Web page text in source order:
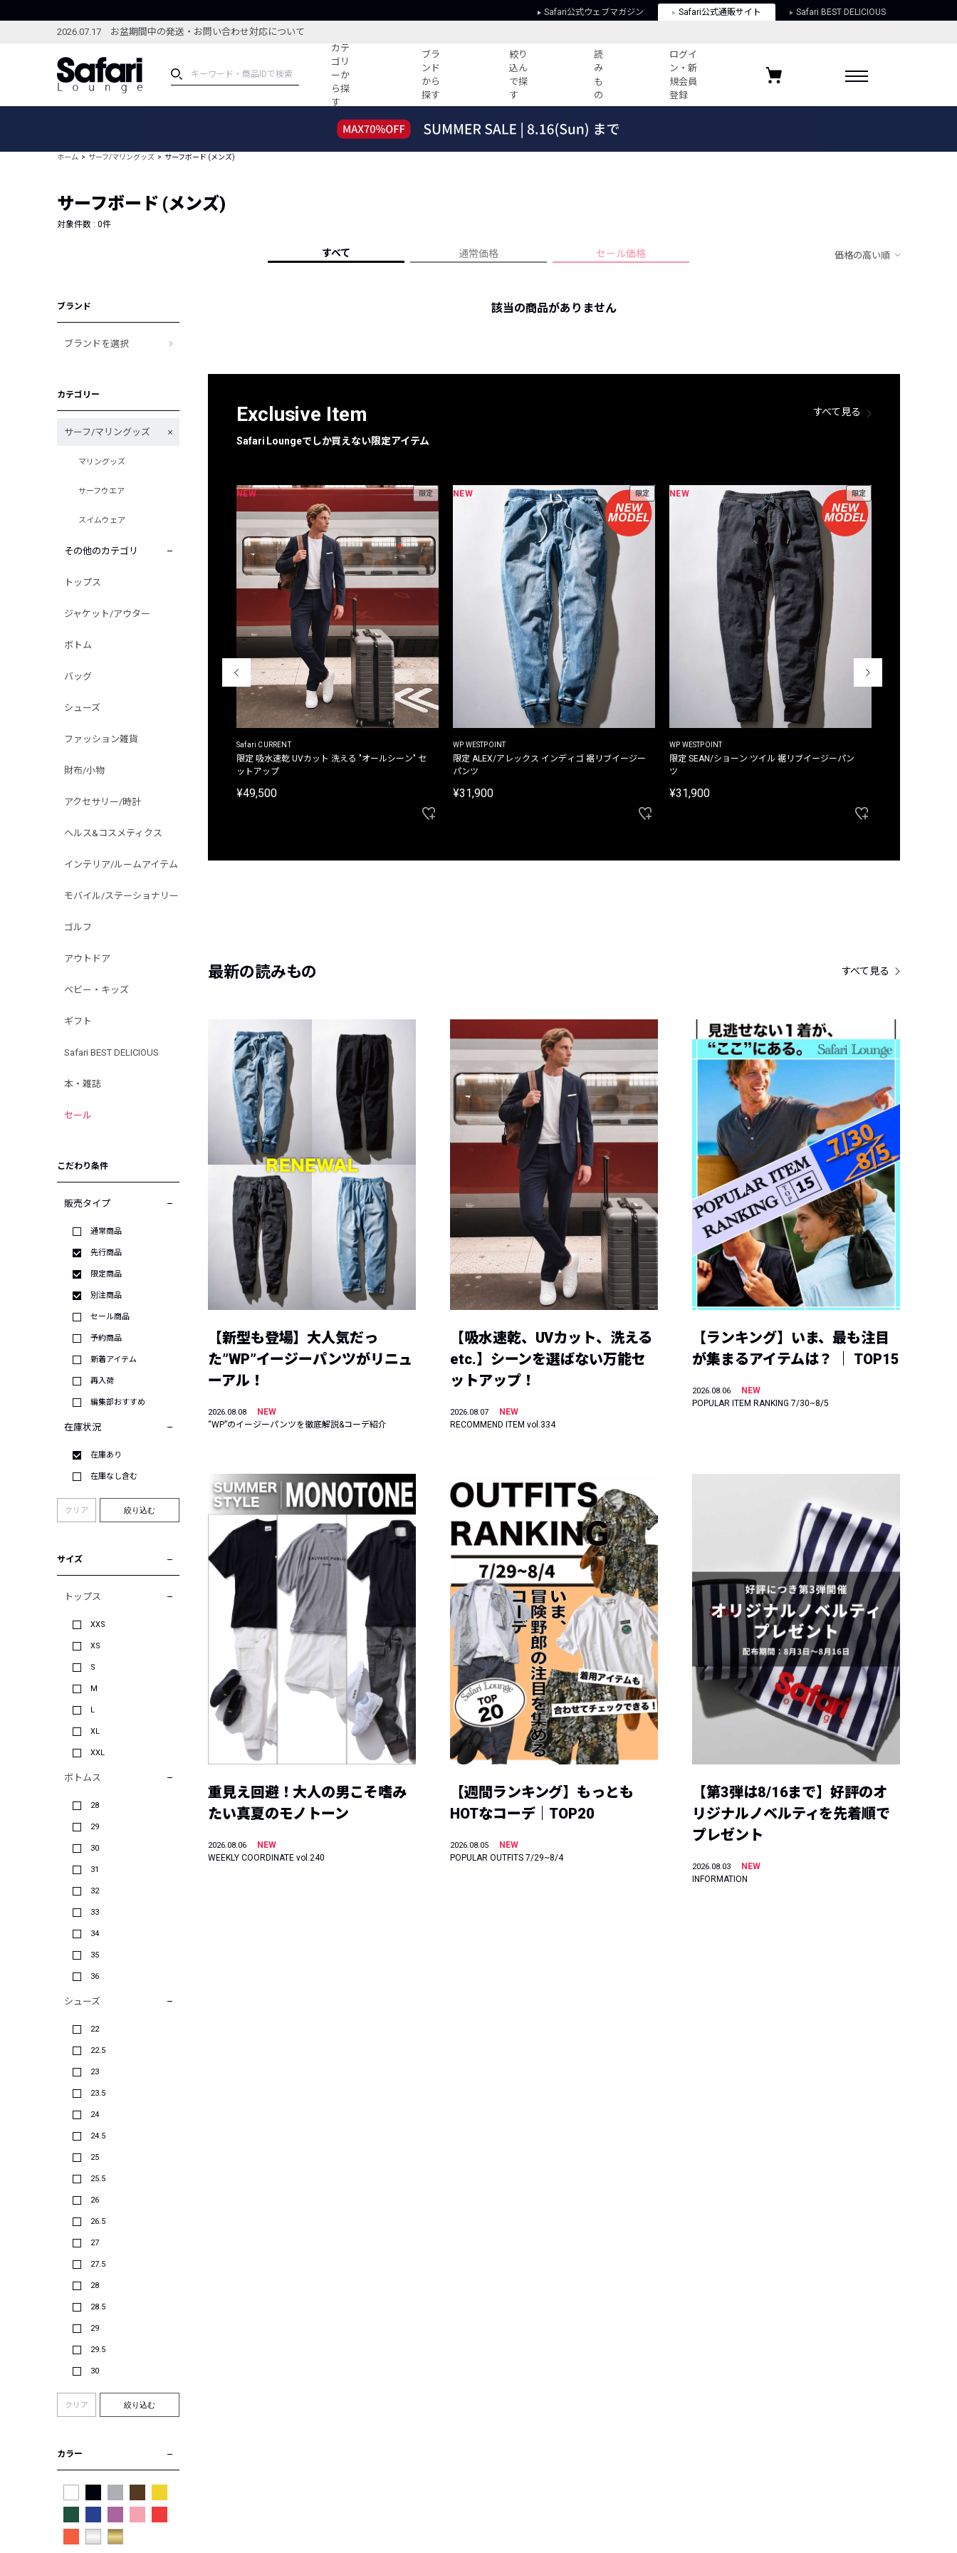
Safari公式ウェブマガジン Safari公式通販サイト Safari BEST DELICIOUS
2026.07.17 お盆期間中の発送・お問い合わせ対応について
カテ
ゴリ
ーか
ら探
す
ブラ
ンド
から
探す
絞り
込ん
で探
す
読
み
も
の
ログイ
ン・新
規会員
登録
ブランドから探す
新着アイテム
編集部のおすすめアイテム
特集記事
すべての記事
人気記事ランキング
フォーカスブランド
プライバシーポリシー
お気に入りブランド
ホーム サーフ/マリングッズ サーフボード (メンズ)
サーフボード (メンズ)
対象件数 : 0件
すべて 通常価格 セール価格 価格の高い順
ブランド
ブランドを選択
カテゴリー
サーフ/マリングッズ
マリングッズ
サーフウエア
スイムウェア
その他のカテゴリ
トップス
ジャケット/アウター
ボトム
バッグ
シューズ
ファッション雑貨
財布/小物
アクセサリー/時計
ヘルス&コスメティクス
インテリア/ルームアイテム
モバイル/ステーショナリー
ゴルフ
アウトドア
ベビー・キッズ
ギフト
Safari BEST DELICIOUS
本・雑誌
セール
こだわり条件
販売タイプ
通常商品
先行商品
限定商品
別注商品
セール商品
予約商品
新着アイテム
再入荷
編集部おすすめ
在庫状況
在庫あり
在庫なし含む
クリア 絞り込む
サイズ
トップス
XXS
XS
S
M
L
XL
XXL
ボトムス
28
29
30
31
32
33
34
35
36
シューズ
22
22.5
23
23.5
24
24.5
25
25.5
26
26.5
27
27.5
28
28.5
29
29.5
30
クリア 絞り込む
カラー
該当の商品がありません
Exclusive Item
Safari Loungeでしか買えない限定アイテム
すべて見る
NEW 限定
Safari CURRENT
限定 吸水速乾 UVカット 洗える "オールシーン" セ
ットアップ
¥49,500
NEW 限定
WP WESTPOINT
限定 ALEX/アレックス インディゴ 裾リブイージー
パンツ
¥31,900
NEW 限定
WP WESTPOINT
限定 SEAN/ショーン ツイル 裾リブイージーパン
ツ
¥31,900
最新の読みもの すべて見る
【新型も登場】大人気だっ
た”WP”イージーパンツがリニュ
ーアル！
2026.08.08
NEW
“WP”のイージーパンツを徹底解説&コーデ紹介
【吸水速乾、UVカット、洗える
etc.】シーンを選ばない万能セ
ットアップ！
2026.08.07
NEW
RECOMMEND ITEM vol.334
【ランキング】いま、最も注目
が集まるアイテムは？ ｜ TOP15
2026.08.06
NEW
POPULAR ITEM RANKING 7/30~8/5
重見え回避！大人の男こそ嗜み
たい真夏のモノトーン
2026.08.06
NEW
WEEKLY COORDINATE vol.240
【週間ランキング】もっとも
HOTなコーデ｜TOP20
2026.08.05
NEW
POPULAR OUTFITS 7/29~8/4
【第3弾は8/16まで】好評のオ
リジナルノベルティを先着順で
プレゼント
2026.08.03
NEW
INFORMATION